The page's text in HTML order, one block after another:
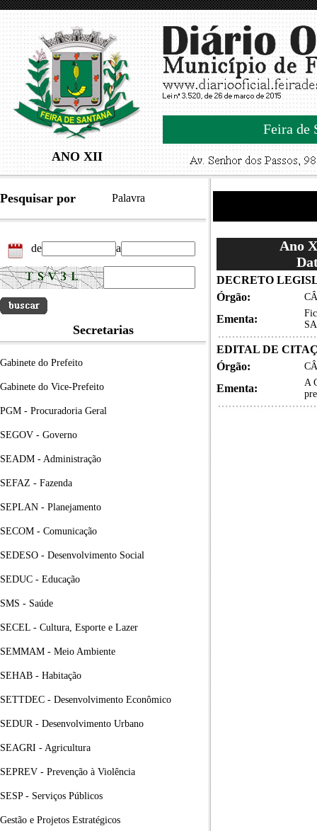
ANO XII
Feira de
Pesquisar por Palavra
de a
Secretarias
Gabinete do Prefeito
Gabinete do Vice-Prefeito
PGM - Procuradoria Geral
SEGOV - Governo
SEADM - Administração
SEFAZ - Fazenda
SEPLAN - Planejamento
SECOM - Comunicação
SEDESO - Desenvolvimento Social
SEDUC - Educação
SMS - Saúde
SECEL - Cultura, Esporte e Lazer
SEMMAM - Meio Ambiente
SEHAB - Habitação
SETTDEC - Desenvolvimento Econômico
SEDUR - Desenvolvimento Urbano
SEAGRI - Agricultura
SEPREV - Prevenção à Violência
SESP - Serviços Públicos
Gestão e Projetos Estratégicos
Ano
DECRETO
Órgão:
Ementa:
EDITAL DE
Órgão:
Ementa:
A